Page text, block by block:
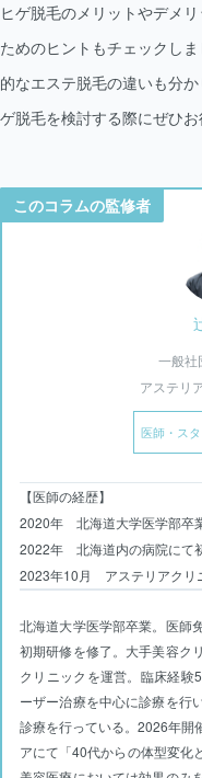
ヒゲ脱毛のメリットやデメ
ためのヒントもチェックし
的なエステ脱毛の違いも分
ゲ脱毛を検討する際にぜひお
このコラムの監修者
一般社
アステリ
医師・ス
【医師の経歴】
2020年 北海道大学医学部卒
2022年 北海道内の病院にて
2023年10月 アステリアクリ
北海道大学医学部卒業。医師
初期研修を修了。大手美容ク
クリニックを運営。臨床経験
ーザー治療を中心に診療を行
診療を行っている。2026年開
アにて「40代からの体型変化